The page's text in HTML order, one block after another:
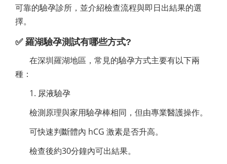
可靠的驗孕診所，並介紹檢查流程與即日出結果的選
擇。
✅ 羅湖驗孕測試有哪些方式?
在深圳羅湖地區，常見的驗孕方式主要有以下兩
種：
1. 尿液驗孕
檢測原理與家用驗孕棒相同，但由專業醫護操作。
可快速判斷體內 hCG 激素是否升高。
檢查後約30分鐘內可出結果。